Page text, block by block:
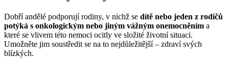
Dobří andělé podporují rodiny, v nichž se dítě nebo jeden z rodičů
potýká s onkologickým nebo jiným vážným onemocněním a
které se vlivem této nemoci ocitly ve složité životní situaci.
Umožněte jim soustředit se na to nejdůležitější – zdraví svých
blízkých.